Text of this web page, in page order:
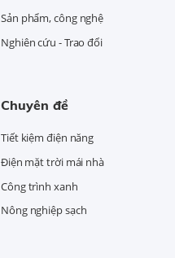
Sản phẩm, công nghệ
Nghiên cứu - Trao đổi
Chuyên đề
Tiết kiệm điện năng
Điện mặt trời mái nhà
Công trình xanh
Nông nghiệp sạch